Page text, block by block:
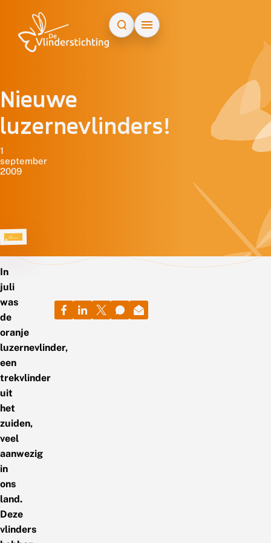
Nieuwe
luzernevlinders!
1
september
2009
In
juli
was
de
oranje
luzernevlinder,
een
trekvlinder
uit
het
zuiden,
veel
aanwezig
in
ons
land.
Deze
vlinders